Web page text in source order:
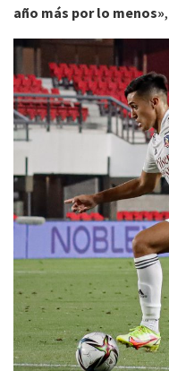
año más por lo menos»